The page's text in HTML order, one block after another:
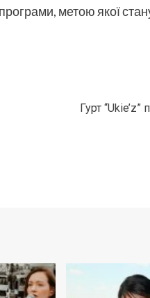
метою якої
Гурт